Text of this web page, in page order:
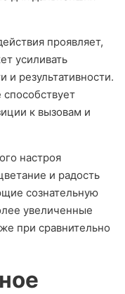
проявляет,
усиливать
результативности.
к вызовам и
настроя
и радость
сознательную
увеличенные
при сравнительно